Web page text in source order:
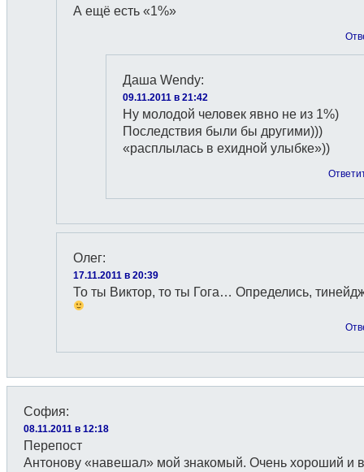
А ещё есть «1%»
Даша Wendy:
09.11.2011 в 21:42
Ну молодой человек явно не из 1%)
Последствия были бы другими)))
«расплылась в ехидной улыбке»))
Олег:
17.11.2011 в 20:39
То ты Виктор, то ты Гога… Определись,
София:
08.11.2011 в 12:18
Перепост
Антонову «навешал» мой знакомый. Очень хороший и